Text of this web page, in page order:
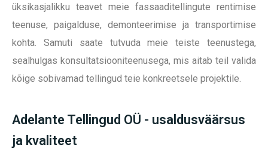
üksikasjalikku teavet meie fassaaditellingute rentimise
teenuse, paigalduse, demonteerimise ja transportimise
kohta. Samuti saate tutvuda meie teiste teenustega,
sealhulgas konsultatsiooniteenusega, mis aitab teil valida
kõige sobivamad tellingud teie konkreetsele projektile.
Adelante Tellingud OÜ - usaldusväärsus
ja kvaliteet